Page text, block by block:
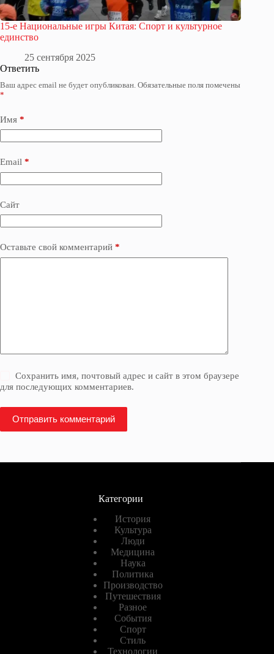
15-е Национальные игры Китая: Спорт и культурное
единство
25 сентября 2025
Ответить
Ваш адрес email не будет опубликован. Обязательные поля помечены
*
Имя *
Email *
Сайт
Оставьте свой комментарий *
Сохранить имя, почтовый адрес и сайт в этом браузере
для последующих комментариев.
Отправить комментарий
Категории
История
Культура
Люди
Медицина
Наука
Политика
Производство
Путешествия
Разное
События
Спорт
Стиль
Технологии